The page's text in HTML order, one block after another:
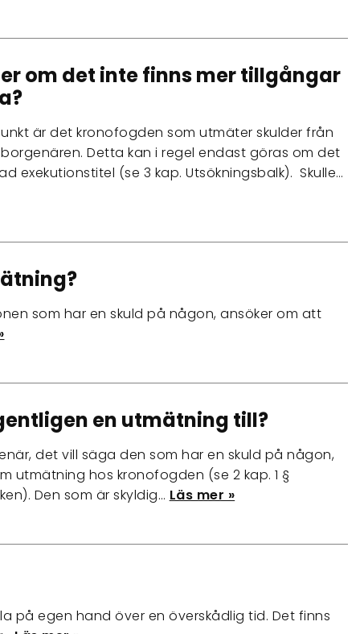
om det inte finns mer tillgångar
är det kronofogden som utmäter skulder från
Detta kan i regel endast göras om det
exekutionstitel (se 3 kap. Utsökningsbalk). Skulle…
som har en skuld på någon, ansöker om att
en utmätning till?
det vill säga den som har en skuld på någon,
utmätning hos kronofogden (se 2 kap. 1 §
Den som är skyldig… Läs mer »
på egen hand över en överskådlig tid. Det finns